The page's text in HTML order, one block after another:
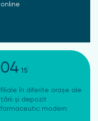
online
04 15
filiale în diferite orașe ale
țării și depozit
farmaceutic modern